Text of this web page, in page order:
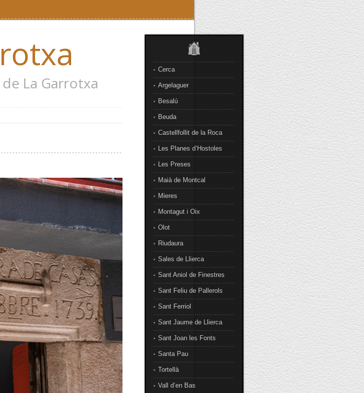
La Garrotxa
Cerca
Argelaguer
Besalú
Beuda
Castellfollit de la Roca
Les Planes d’Hostoles
Les Preses
Maià de Montcal
Mieres
Montagut i Oix
Olot
Riudaura
Sales de Llierca
Sant Aniol de Finestres
Sant Feliu de Pallerols
Sant Ferriol
Sant Jaume de Llierca
Sant Joan les Fonts
Santa Pau
Tortellà
Vall d’en Bas